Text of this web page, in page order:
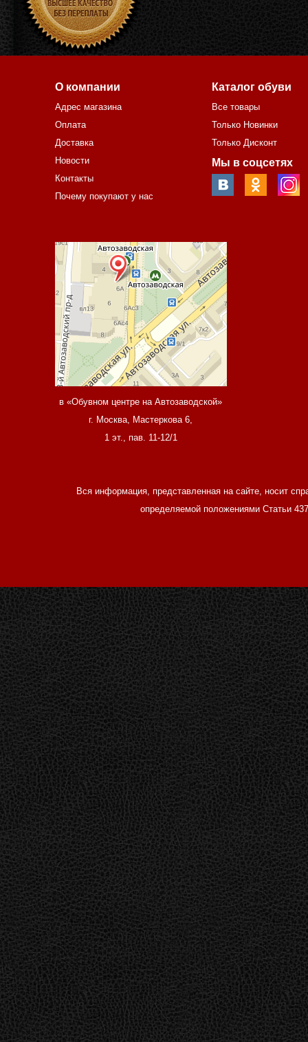
О компании
Адрес магазина
Оплата
Доставка
Новости
Контакты
Почему покупают у нас
Каталог обуви
Все товары
Только Новинки
Только Дисконт
Мы в соцсетях
в «Обувном центре на Автозаводской»
г. Москва, Мастеркова 6,
1 эт., пав. 11-12/1
Вся информация, представленная на сайте, носит
определяемой положениями Статьи